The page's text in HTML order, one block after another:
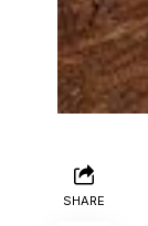
SHARE